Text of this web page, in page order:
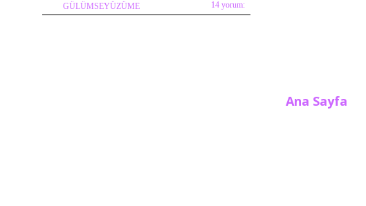
GÜLÜMSEYÜZÜME 14 yorum:
Ana Sayfa